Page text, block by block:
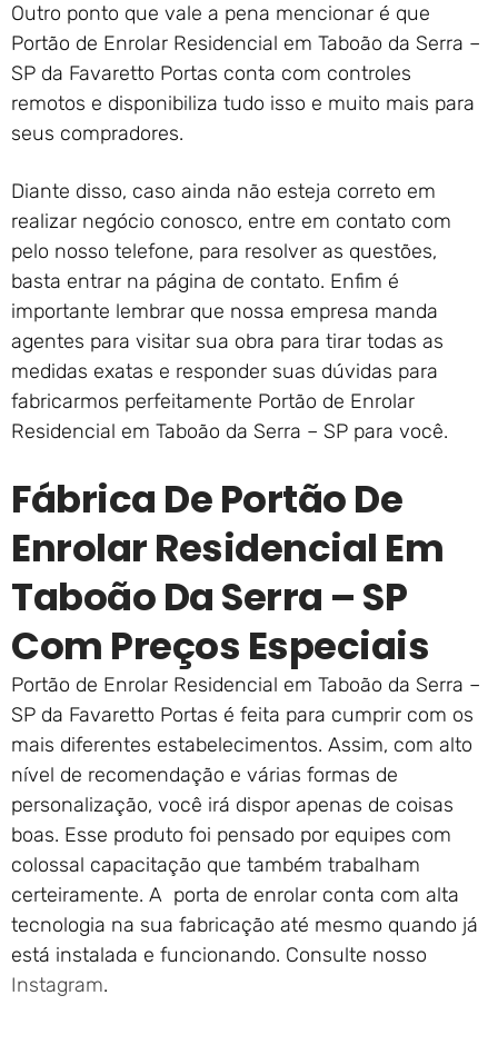
Outro ponto que vale a pena mencionar é que
Portão de Enrolar Residencial em Taboão da Serra –
SP da Favaretto Portas conta com controles
remotos e disponibiliza tudo isso e muito mais para
seus compradores.
Diante disso, caso ainda não esteja correto em
realizar negócio conosco, entre em contato com
pelo nosso telefone, para resolver as questões,
basta entrar na página de contato. Enfim é
importante lembrar que nossa empresa manda
agentes para visitar sua obra para tirar todas as
medidas exatas e responder suas dúvidas para
fabricarmos perfeitamente Portão de Enrolar
Residencial em Taboão da Serra – SP para você.
Fábrica De Portão De
Enrolar Residencial Em
Taboão Da Serra – SP
Com Preços Especiais
Portão de Enrolar Residencial em Taboão da Serra –
SP da Favaretto Portas é feita para cumprir com os
mais diferentes estabelecimentos. Assim, com alto
nível de recomendação e várias formas de
personalização, você irá dispor apenas de coisas
boas. Esse produto foi pensado por equipes com
colossal capacitação que também trabalham
certeiramente. A porta de enrolar conta com alta
tecnologia na sua fabricação até mesmo quando já
está instalada e funcionando. Consulte nosso
Instagram.